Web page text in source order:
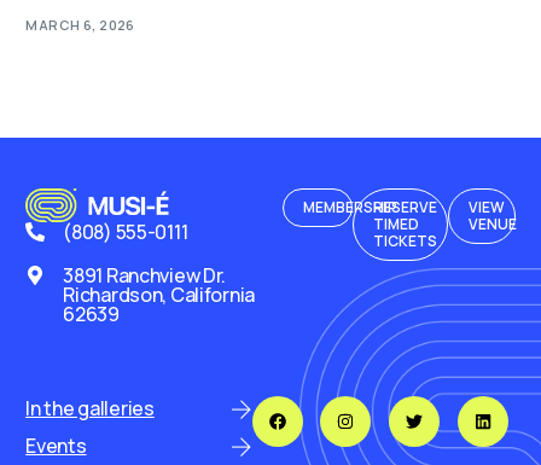
MARCH 6, 2026
(808) 555-0111
3891 Ranchview Dr.
Richardson, California
62639
MEMBERSHIPRESERVE
TIMED
TICKETS
VIEW
VENUE
In the galleries
Events